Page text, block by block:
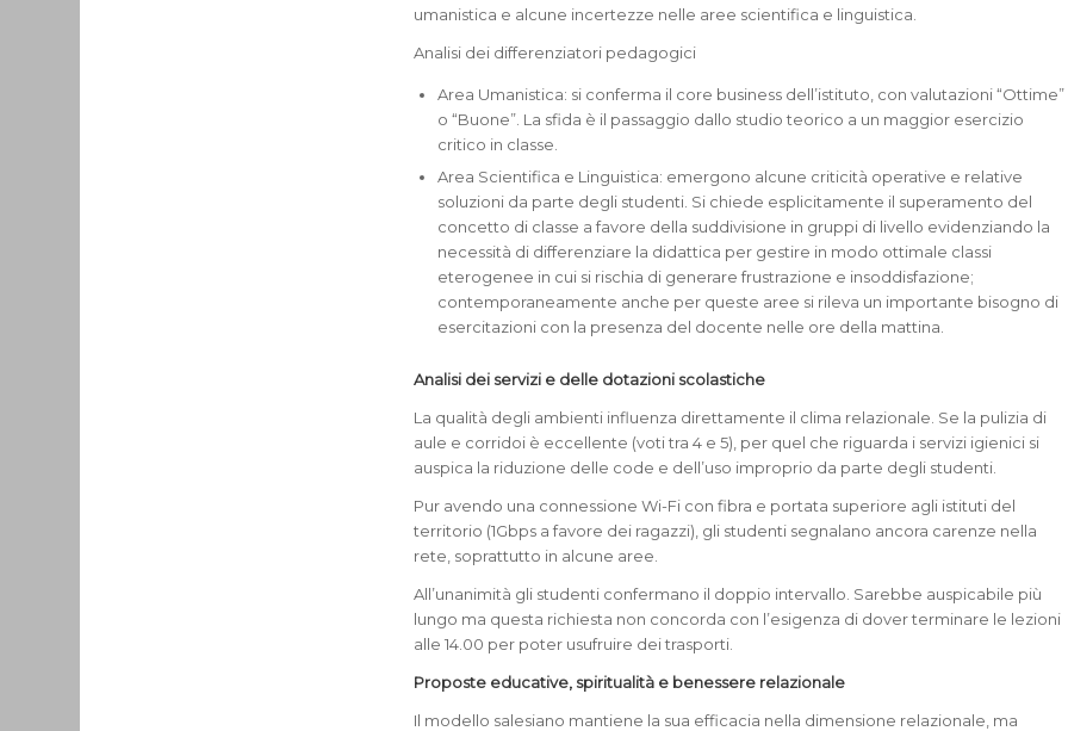
umanistica e alcune incertezze nelle aree scientifica e linguistica.
Analisi dei differenziatori pedagogici
Area Umanistica: si conferma il core business dell’istituto, con valutazioni “Ottime”
o “Buone”. La sfida è il passaggio dallo studio teorico a un maggior esercizio
critico in classe.
Area Scientifica e Linguistica: emergono alcune criticità operative e relative
soluzioni da parte degli studenti. Si chiede esplicitamente il superamento del
concetto di classe a favore della suddivisione in gruppi di livello evidenziando la
necessità di differenziare la didattica per gestire in modo ottimale classi
eterogenee in cui si rischia di generare frustrazione e insoddisfazione;
contemporaneamente anche per queste aree si rileva un importante bisogno di
esercitazioni con la presenza del docente nelle ore della mattina.
Analisi dei servizi e delle dotazioni scolastiche
La qualità degli ambienti influenza direttamente il clima relazionale. Se la pulizia di
aule e corridoi è eccellente (voti tra 4 e 5), per quel che riguarda i servizi igienici si
auspica la riduzione delle code e dell’uso improprio da parte degli studenti.
Pur avendo una connessione Wi-Fi con fibra e portata superiore agli istituti del
territorio (1Gbps a favore dei ragazzi), gli studenti segnalano ancora carenze nella
rete, soprattutto in alcune aree.
All’unanimità gli studenti confermano il doppio intervallo. Sarebbe auspicabile più
lungo ma questa richiesta non concorda con l’esigenza di dover terminare le lezioni
alle 14.00 per poter usufruire dei trasporti.
Proposte educative, spiritualità e benessere relazionale
Il modello salesiano mantiene la sua efficacia nella dimensione relazionale, ma